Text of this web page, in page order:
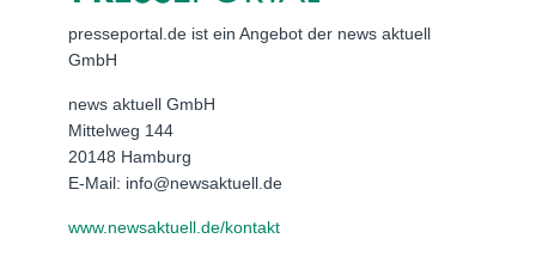
presseportal.de ist ein Angebot der news aktuell
GmbH
news aktuell GmbH
Mittelweg 144
20148 Hamburg
E-Mail: info@newsaktuell.de
www.newsaktuell.de/kontakt